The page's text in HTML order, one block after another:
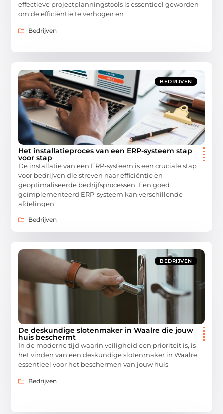
effectieve projectplanningstools is essentieel geworden
om de efficiëntie te verhogen en
Bedrijven
BEDRIJVEN
Het installatieproces van een ERP-systeem stap
voor stap
De installatie van een ERP-systeem is een cruciale stap
voor bedrijven die streven naar efficiëntie en
geoptimaliseerde bedrijfsprocessen. Een goed
geïmplementeerd ERP-systeem kan verschillende
afdelingen
Bedrijven
BEDRIJVEN
De deskundige slotenmaker in Waalre die jouw
huis beschermt
In de moderne tijd waarin veiligheid een prioriteit is, is
het vinden van een deskundige slotenmaker in Waalre
essentieel voor het beschermen van jouw huis
Bedrijven